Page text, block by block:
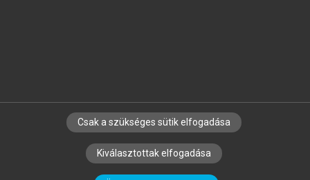
SZERZŐKNEK CÉGEKNEK KÖNYVTÁROSOKNAK
SZERKESZTÉSI ÉS LEKTORÁLÁSI ALAPELVEK
Csak a szükséges sütik elfogadása
Kiválasztottak elfogadása